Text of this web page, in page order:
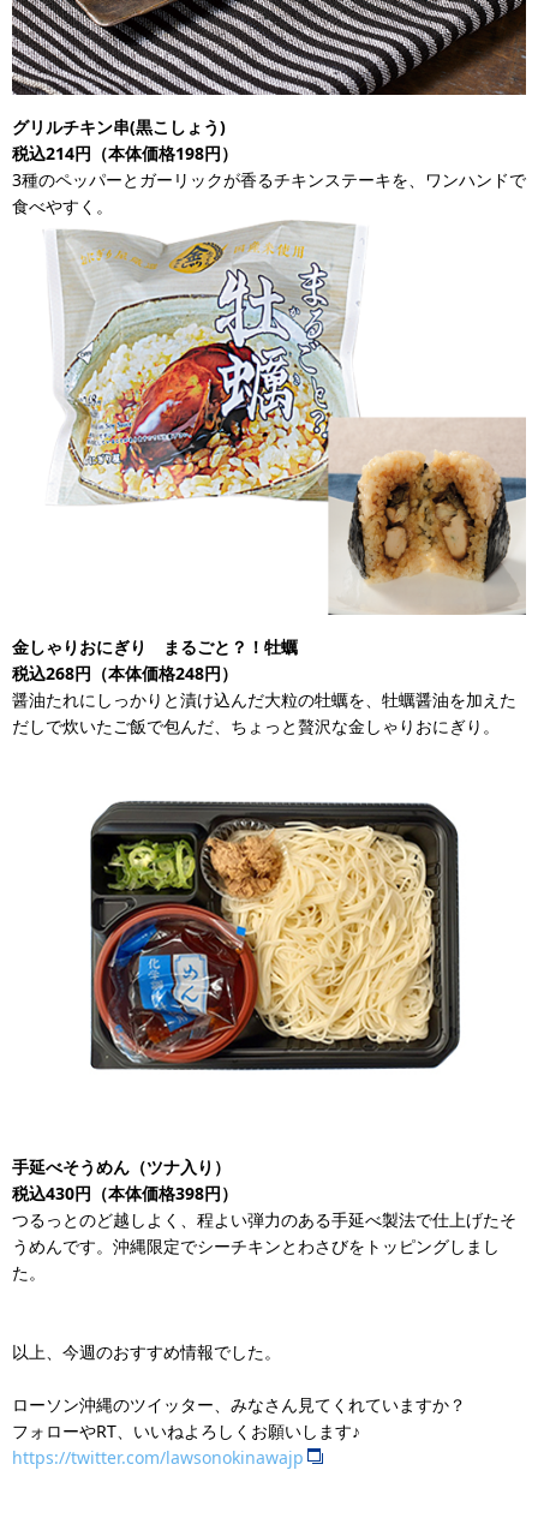
グリルチキン串(黒こしょう)
税込214円（本体価格198円）
3種のペッパーとガーリックが香るチキンステーキを、ワンハンドで
食べやすく。
金しゃりおにぎり まるごと？！牡蠣
税込268円（本体価格248円）
醤油たれにしっかりと漬け込んだ大粒の牡蠣を、牡蠣醤油を加えた
だしで炊いたご飯で包んだ、ちょっと贅沢な金しゃりおにぎり。
手延べそうめん（ツナ入り）
税込430円（本体価格398円）
つるっとのど越しよく、程よい弾力のある手延べ製法で仕上げたそ
うめんです。沖縄限定でシーチキンとわさびをトッピングしまし
た。
以上、今週のおすすめ情報でした。
ローソン沖縄のツイッター、みなさん見てくれていますか？
フォローやRT、いいねよろしくお願いします♪
https://twitter.com/lawsonokinawajp